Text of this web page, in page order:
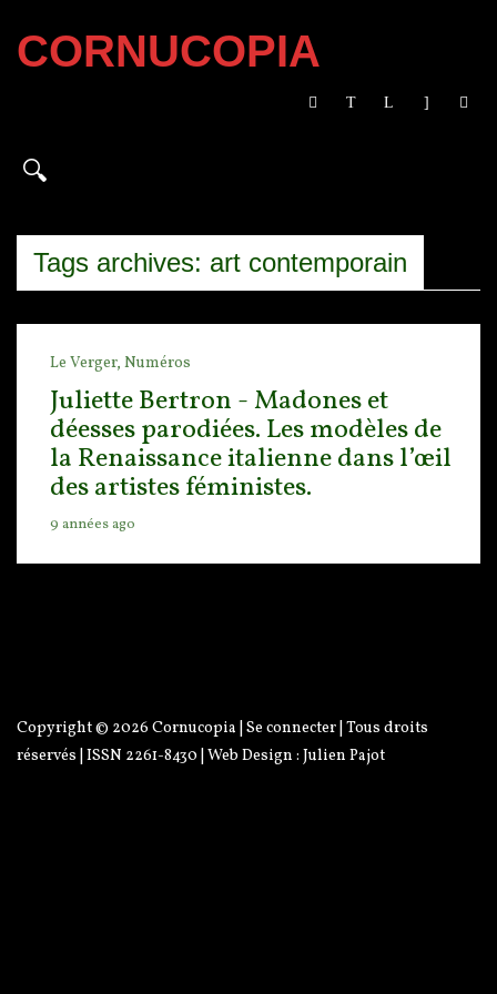
CORNUCOPIA
Tags archives: art contemporain
Le Verger, Numéros
Juliette Bertron - Madones et
déesses parodiées. Les modèles de
la Renaissance italienne dans l’œil
des artistes féministes.
9 années ago
Copyright © 2026 Cornucopia Se connecter | Tous droits
réservés | ISSN 2261-8430 | Web Design : Julien Pajot